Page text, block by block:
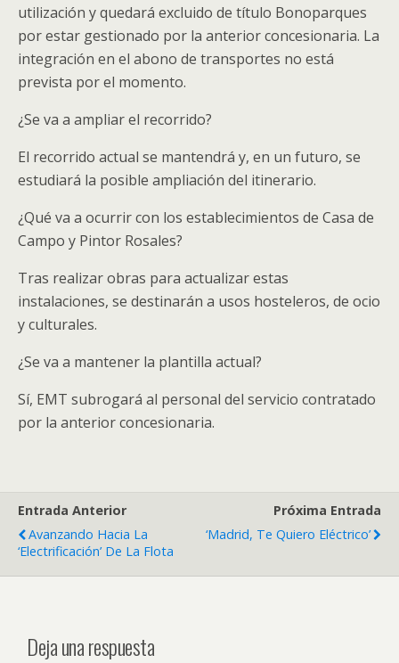
utilización y quedará excluido de título Bonoparques
por estar gestionado por la anterior concesionaria. La
integración en el abono de transportes no está
prevista por el momento.
¿Se va a ampliar el recorrido?
El recorrido actual se mantendrá y, en un futuro, se
estudiará la posible ampliación del itinerario.
¿Qué va a ocurrir con los establecimientos de Casa de
Campo y Pintor Rosales?
Tras realizar obras para actualizar estas
instalaciones, se destinarán a usos hosteleros, de ocio
y culturales.
¿Se va a mantener la plantilla actual?
Sí, EMT subrogará al personal del servicio contratado
por la anterior concesionaria.
Entrada Anterior
Avanzando Hacia La
‘electrificación’ De La Flota
Próxima Entrada
‘Madrid, Te Quiero Eléctrico’
Deja una respuesta